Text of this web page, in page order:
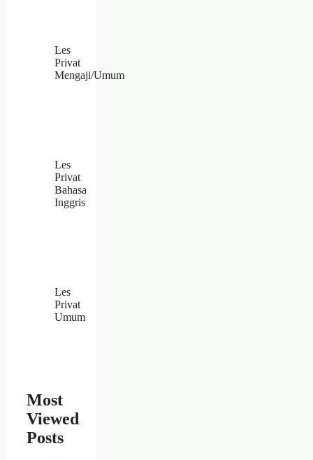
Les
Privat
Mengaji/Umum
Les
Privat
Bahasa
Inggris
Les
Privat
Umum
Most
Viewed
Posts